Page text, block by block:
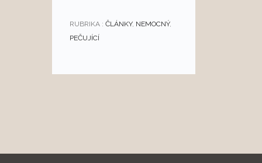
RUBRIKA : ČLÁNKY, NEMOCNÝ,
PEČUJÍCÍ